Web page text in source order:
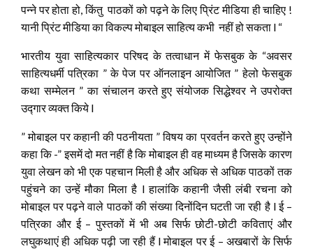
पन्ने पर होता हो, किंतु पाठकों को पढ़ने के लिए प्रिंट मीडिया ही चाहिए !
यानी प्रिंट मीडिया का विकल्प मोबाइल साहित्य कभी नहीं हो सकता l “
भारतीय युवा साहित्यकार परिषद के तत्वाधान में फेसबुक के “अवसर
साहित्यधर्मी पत्रिका ” के पेज पर ऑनलाइन आयोजित ” हेलो फेसबुक
कथा सम्मेलन ” का संचालन करते हुए संयोजक सिद्धेश्वर ने उपरोक्त
उद्गार व्यक्त किये l
” मोबाइल पर कहानी की पठनीयता ” विषय का प्रवर्तन करते हुए उन्होंने
कहा कि -” इसमें दो मत नहीं है कि मोबाइल ही वह माध्यम है जिसके कारण
युवा लेखन को भी एक पहचान मिली है और अधिक से अधिक पाठकों तक
पहुंचने का उन्हें मौका मिला है l हालांकि कहानी जैसी लंबी रचना को
मोबाइल पर पढ़ने वाले पाठकों की संख्या दिनोंदिन घटती जा रही है l ई –
पत्रिका और ई – पुस्तकों में भी अब सिर्फ छोटी-छोटी कविताएं और
लघुकथाएं ही अधिक पढ़ी जा रही हैं l मोबाइल पर ई – अखबारों के सिर्फ